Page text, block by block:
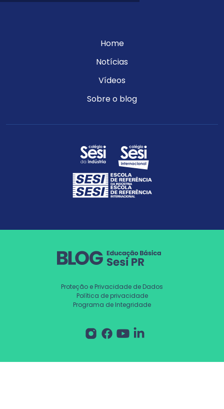
Home
Notícias
Vídeos
Sobre o blog
Proteção e Privacidade de Dados
Política de privacidade
Programa de Integridade